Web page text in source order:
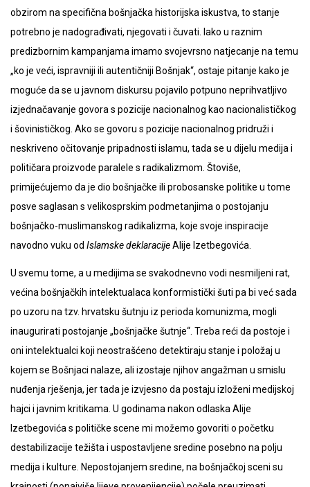
obzirom na specifična bošnjačka historijska iskustva, to stanje
potrebno je nadograđivati, njegovati i čuvati. Iako u raznim
predizbornim kampanjama imamo svojevrsno natjecanje na temu
„ko je veći, ispravniji ili autentičniji Bošnjak“, ostaje pitanje kako je
moguće da se u javnom diskursu pojavilo potpuno neprihvatljivo
izjednačavanje govora s pozicije nacionalnog kao nacionalističkog
i šovinističkog. Ako se govoru s pozicije nacionalnog pridruži i
neskriveno očitovanje pripadnosti islamu, tada se u dijelu medija i
političara proizvode paralele s radikalizmom. Štoviše,
primijećujemo da je dio bošnjačke ili probosanske politike u tome
posve saglasan s velikosprskim podmetanjima o postojanju
bošnjačko-muslimanskog radikalizma, koje svoje inspiracije
navodno vuku od Islamske deklaracijeAlije Izetbegovića.
U svemu tome, a u medijima se svakodnevno vodi nesmiljeni rat,
većina bošnjačkih intelektualaca konformistički šuti pa bi već sada
po uzoru na tzv. hrvatsku šutnju iz perioda komunizma, mogli
inaugurirati postojanje „bošnjačke šutnje“. Treba reći da postoje i
oni intelektualci koji neostrašćeno detektiraju stanje i položaj u
kojem se Bošnjaci nalaze, ali izostaje njihov angažman u smislu
nuđenja rješenja, jer tada je izvjesno da postaju izloženi medijskoj
hajci i javnim kritikama. U godinama nakon odlaska Alije
Izetbegovića s političke scene mi možemo govoriti o početku
destabilizacije težišta i uspostavljene sredine posebno na polju
medija i kulture. Nepostojanjem sredine, na bošnjačkoj sceni su